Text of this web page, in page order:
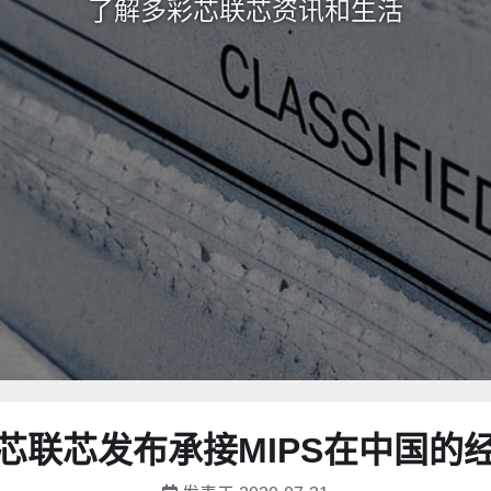
了解多彩芯联芯资讯和生活
联芯发布承接MIPS在中国的